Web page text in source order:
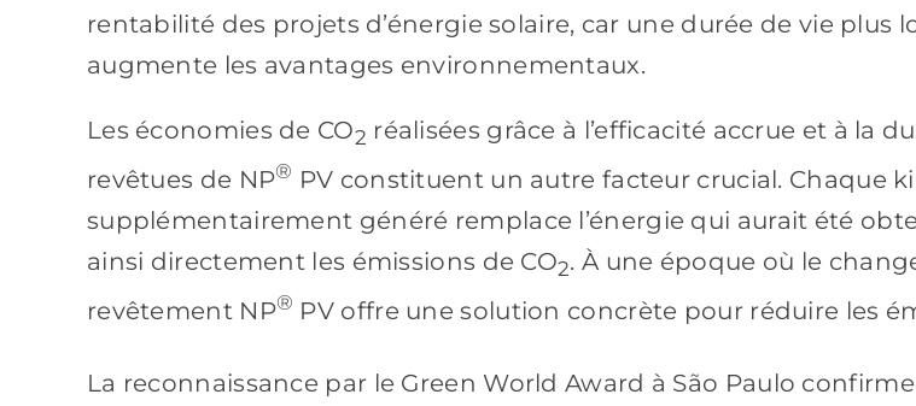
rentabilité des projets d’énergie solaire, car une durée de vie
augmente les avantages environnementaux.
Les économies de CO2 réalisées grâce à l’efficacité accrue et à la
revêtues de NP® PV constituent un autre facteur crucial. Chaque
supplémentairement généré remplace l’énergie qui aurait été
ainsi directement les émissions de CO2. À une époque où le
revêtement NP® PV offre une solution concrète pour réduire les
La reconnaissance par le Green World Award à São Paulo